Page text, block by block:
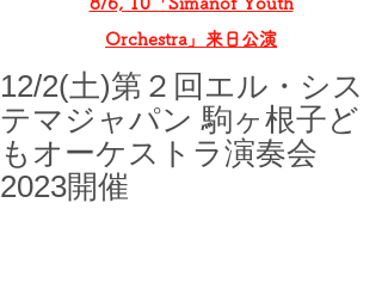
Orchestra」来日公演
12/2(土)第２回エル・シス
テマジャパン 駒ヶ根⼦ど
もオーケストラ演奏会
2023開催